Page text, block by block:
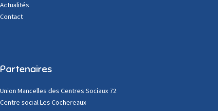
Actualités
Contact
Partenaires
Union Mancelles des Centres Sociaux 72
Centre social Les Cochereaux